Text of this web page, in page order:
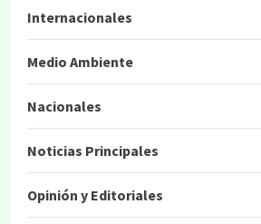
Internacionales
Medio Ambiente
Nacionales
Noticias Principales
Opinión y Editoriales